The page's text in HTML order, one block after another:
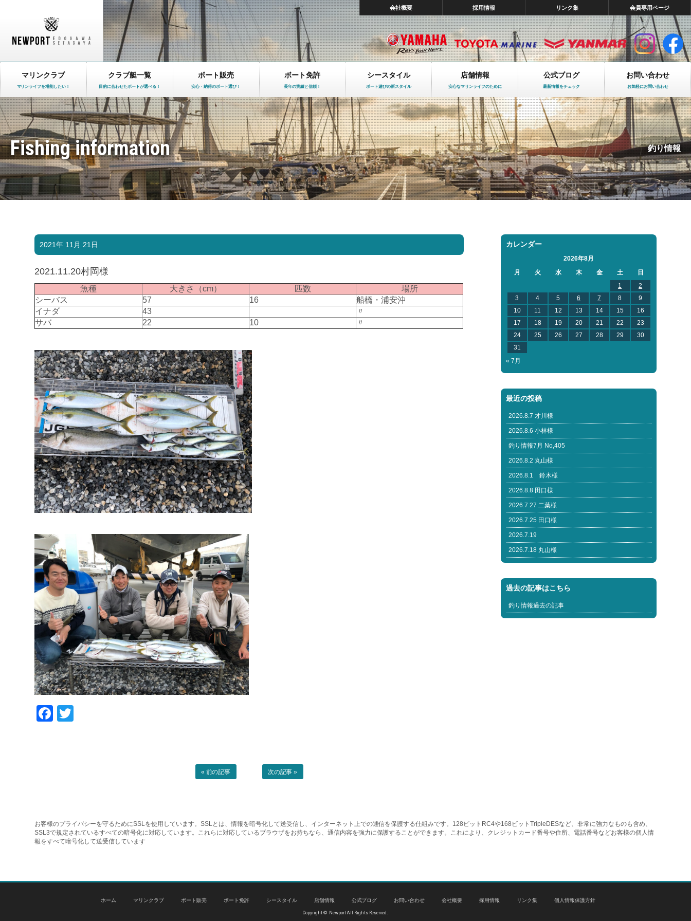
会社概要 採用情報 リンク集 会員専用ページ
マリンクラブ
マリンライフを堪能したい！
クラブ艇一覧
目的に合わせたボートが選べる！
ボート販売
安心・納得のボート選び！
ボート免許
長年の実績と信頼！
シースタイル
ボート遊びの新スタイル
店舗情報
安心なマリンライフのために
公式ブログ
最新情報をチェック
お問い合わせ
お気軽にお問い合わせ
Fishing information 釣り情報
2021年 11月 21日
2021.11.20村岡様
魚種 大きさ（cm） 匹数
場所
シーバス
57 16
船橋・浦安沖
イナダ
43
〃
サバ
22 10 〃
Facebook
« 前の記事 次の記事 »
カレンダー
2026年8月
月
火 水 木 金 土
日
1
2
3
4 5 6 7 8
9
10
11 12 13 14 15
16
17
18 19 20 21 22
23
24
25 26 27 28 29
30
31
« 7月
最近の投稿
2026.8.7 才川様
2026.8.6 小林様
釣り情報7月 No,405
2026.8.2 丸山様
2026.8.1 鈴木様
2026.8.8 田口様
2026.7.27 二葉様
2026.7.25 田口様
2026.7.19
2026.7.18 丸山様
過去の記事はこちら
釣り情報過去の記事
お客様のプライバシーを守るためにSSLを使用しています。SSLとは、情報を暗号化して送受信し、インターネット上での通信を保護する仕組みです。128ビットRC4や168ビットTripleDESなど、非常に強力なものも含め、
SSL3で規定されているすべての暗号化に対応しています。これらに対応しているブラウザをお持ちなら、通信内容を強力に保護することができます。これにより、クレジットカード番号や住所、電話番号などお客様の個人情
報をすべて暗号化して送受信しています
ホーム マリンクラブ ボート販売 ボート免許 シースタイル 店舗情報 公式ブログ お問い合わせ 会社概要 採用情報 リンク集 個人情報保護方針
Copyright © Newport All Rights Reserved.